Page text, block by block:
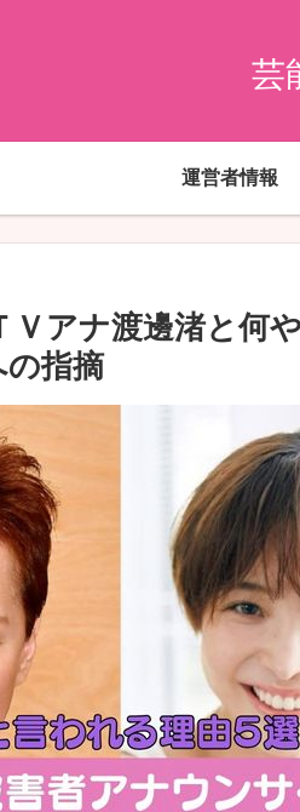
芸
運営者情報
Ｖアナ渡邊渚と何
指摘